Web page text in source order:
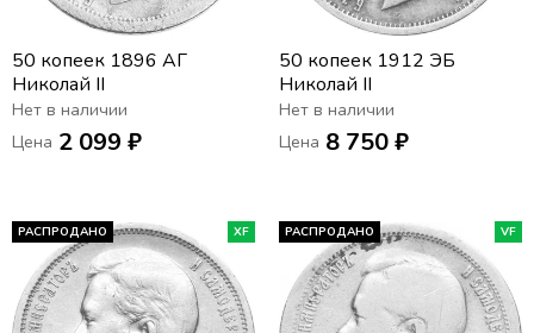
50 копеек 1896 АГ
Николай II
Нет в наличии
Цена 2 099 ₽
50 копеек 1912 ЭБ
Николай II
Нет в наличии
Цена 8 750 ₽
РАСПРОДАНО XF РАСПРОДАНО VF